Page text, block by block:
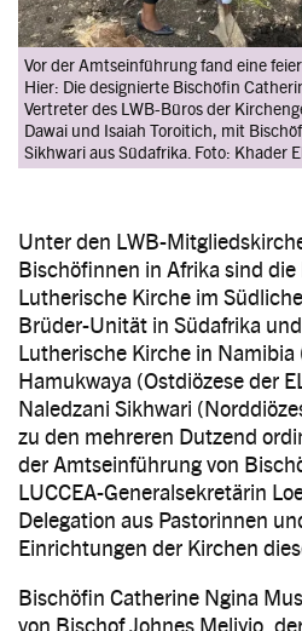
Vor der Amtseinführung fand eine
Hier: Die designierte Bischöfin
Vertreter des LWB-Büros der
Dawai und Isaiah Toroitich, mit
Sikhwari aus Südafrika. Foto: Khader
Unter den LWB-
Bischöfinnen in Afrika sind die
Lutherische Kirche im
Brüder-Unität in Südafrika
Lutherische Kirche in
Hamukwaya (Ostdiözese der
Naledzani Sikhwari
zu den mehreren Dutzend
der Amtseinführung von
LUCCEA-Generalsekretärin
Delegation aus Pastorinnen
Einrichtungen der Kirchen
Bischöfin Catherine Ngina
von Bischof Johnes Meliyio,